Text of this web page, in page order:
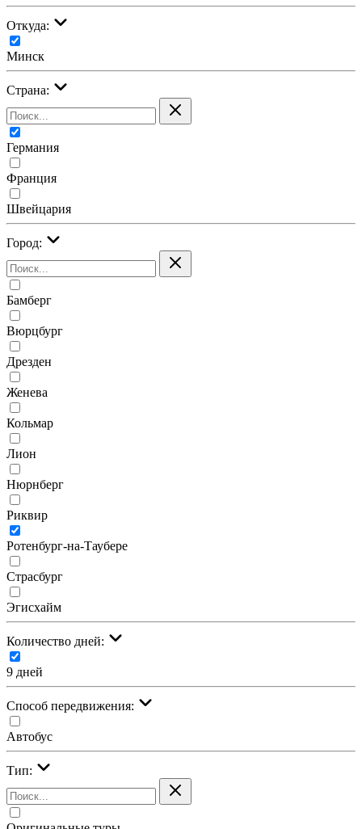
Откуда:
Минск
Страна:
Германия
Франция
Швейцария
Город:
Бамберг
Вюрцбург
Дрезден
Женева
Кольмар
Лион
Нюрнберг
Риквир
Ротенбург-на-Таубере
Страсбург
Эгисхайм
Количество дней:
9 дней
Cпособ передвижения:
Автобус
Тип: